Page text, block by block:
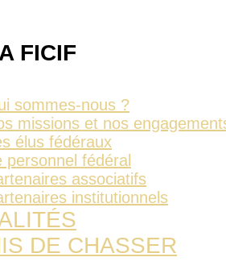
FICIF
sommes-nous ?
missions et nos
élus fédéraux
personnel fédéral
associatifs
institutionnels
DE CHASSER